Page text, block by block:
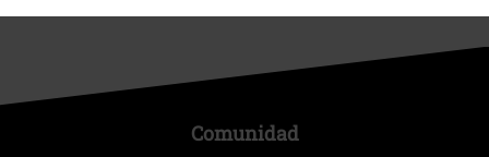
Comunidad